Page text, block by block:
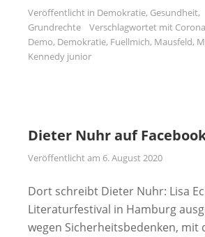
Veröffentlicht in Demokratie, Gesundheit,
Grundrechte
Verschlagwortet mit Corona
Demo, Demokratie, Fuellmich, Mausfeld,
Kennedy junior
Dieter Nuhr auf
Veröffentlicht am 6. August 2020
Dort schreibt Dieter Nuhr: Lisa
Literaturfestival in Hamburg
wegen Sicherheitsbedenken, mit